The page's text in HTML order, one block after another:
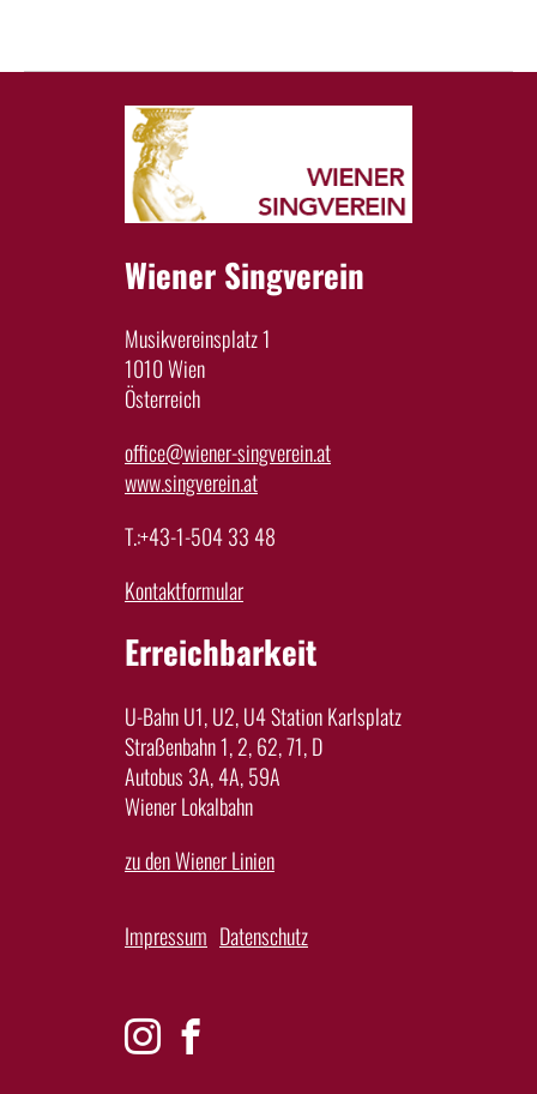
Wiener Singverein
Musikvereinsplatz 1
1010 Wien
Österreich
office@wiener-singverein.at
www.singverein.at
T.:+43-1-504 33 48
Kontaktformular
Erreichbarkeit
U-Bahn U1, U2, U4 Station Karlsplatz
Straßenbahn 1, 2, 62, 71, D
Autobus 3A, 4A, 59A
Wiener Lokalbahn
zu den Wiener Linien
Impressum Datenschutz